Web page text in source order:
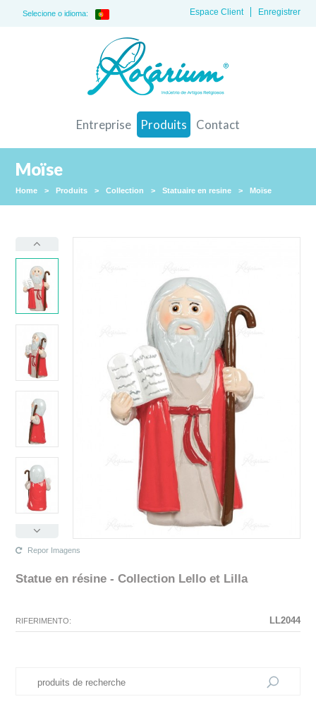
Selecione o idioma: Enregistrer
Espace Client
Entreprise Produits Contact
Moïse
Home > Produits > Collection > Statuaire en resine > Moïse
Repor Imagens
Statue en résine - Collection Lello et Lilla
moment.
RIFERIMENTO: LL2044